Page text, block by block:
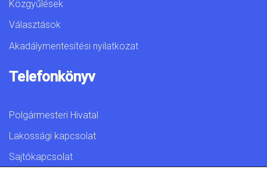
Közgyűlések
Választások
Akadálymentesítési nyilatkozat
Telefonkönyv
Polgármesteri Hivatal
Lakossági kapcsolat
Sajtókapcsolat